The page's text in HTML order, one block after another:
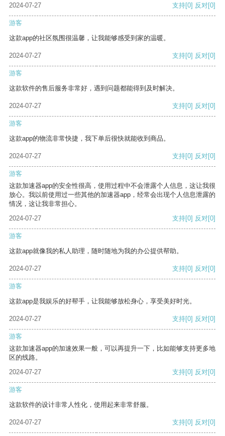
2024-07-27
支持[0] 反对[0]
游客
这款app的社区氛围很温馨，让我能够感受到家的温暖。
2024-07-27 支持[0] 反对[0]
游客
这款软件的售后服务非常好，遇到问题都能得到及时解决。
2024-07-27 支持[0] 反对[0]
游客
这款app的物流非常快捷，我下单后很快就能收到商品。
2024-07-27 支持[0] 反对[0]
游客
这款加速器app的安全性很高，使用过程中不会泄露个人信息，这让我很
放心。我以前使用过一些其他的加速器app，经常会出现个人信息泄露的
情况，这让我非常担心。
2024-07-27
支持[0] 反对[0]
游客
这款app就像我的私人助理，随时随地为我的办公提供帮助。
2024-07-27 支持[0] 反对[0]
游客
这款app是我娱乐的好帮手，让我能够放松身心，享受美好时光。
2024-07-27 支持[0] 反对[0]
游客
这款加速器app的加速效果一般，可以再提升一下，比如能够支持更多地
区的线路。
2024-07-27
支持[0] 反对[0]
游客
这款软件的设计非常人性化，使用起来非常舒服。
2024-07-27 支持[0] 反对[0]